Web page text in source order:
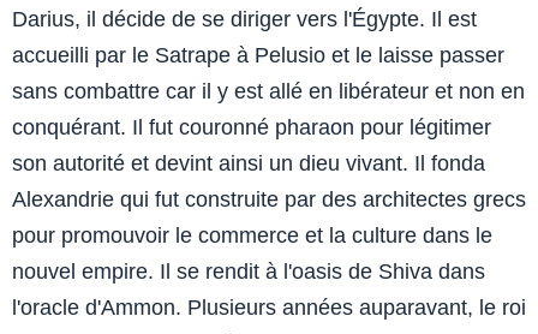
Darius, il décide de se diriger vers l'Égypte. Il est
accueilli par le Satrape à Pelusio et le laisse passer
sans combattre car il y est allé en libérateur et non en
conquérant. Il fut couronné pharaon pour légitimer
son autorité et devint ainsi un dieu vivant. Il fonda
Alexandrie qui fut construite par des architectes grecs
pour promouvoir le commerce et la culture dans le
nouvel empire. Il se rendit à l'oasis de Shiva dans
l'oracle d'Ammon. Plusieurs années auparavant, le roi